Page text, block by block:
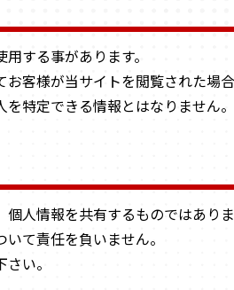
する事があります。
客様が当サイトを閲覧された場
特定できる情報とはなりません。
人情報を共有するものではありま
て責任を負いません。
い。